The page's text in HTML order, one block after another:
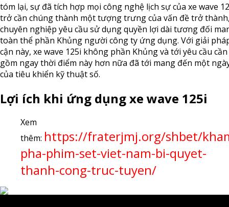
tóm lại, sự đã tích hợp mọi công nghệ lịch sự của xe wave
trở cần chúng thành một tượng trưng của vấn đề trở
chuyên nghiệp yêu cầu sử dụng quyền lợi dài tương đối
toàn thể phần Khủng người công ty ứng dụng. Với giải
cận này, xe wave 125i không phần Khủng và tới yêu cầu
gồm ngay thời điểm này hơn nữa đã tới mang đến một
của tiêu khiển kỹ thuật số.
Lợi ích khi ứng dụng xe wave 125i
Xem
thêm: https://fraterjmj.org/shbet/
pha-phim-set-viet-nam-bi-quyet-
thanh-cong-truc-tuyen/